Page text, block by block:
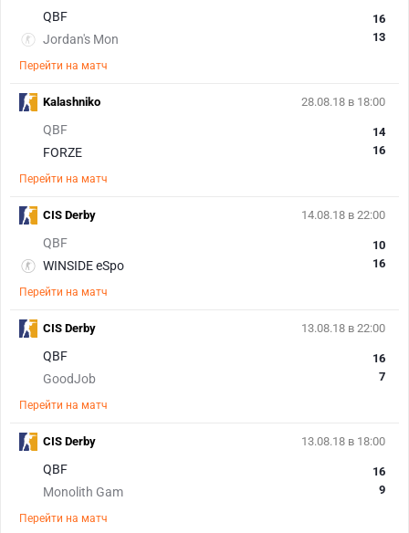
QBF
Jordan's Mon
16
13
Перейти на матч
28.08.18 в 18:00
QBF
FORZE
14
16
Перейти на матч
Kalashniko
14.08.18 в 22:00
QBF
WINSIDE eSpo
10
16
Перейти на матч
CIS Derby
13.08.18 в 22:00
QBF
GoodJob
16
7
Перейти на матч
CIS Derby
13.08.18 в 18:00
QBF
Monolith Gam
16
9
Перейти на матч
CIS Derby